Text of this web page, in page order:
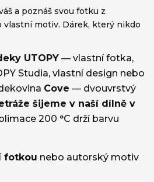
a poznáš svou fotku z
vlastní motiv. Dárek, který nikdo
UTOPY — vlastní fotka,
Studia, vlastní design nebo
Cove — dvouvrstvý
šijeme v naší dílně v
200 °C drží barvu
fotkou nebo autorský motiv